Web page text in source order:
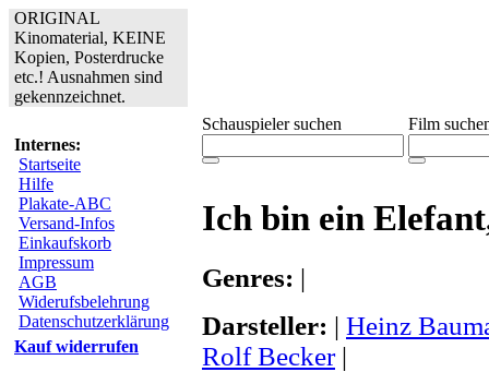
ORIGINAL
Kinomaterial, KEINE
Kopien, Posterdrucke
etc.! Ausnahmen sind
gekennzeichnet.
Internes:
Startseite
Hilfe
Plakate-ABC
Versand-Infos
Einkaufskorb
Impressum
AGB
Widerufsbelehrung
Datenschutzerklärung
Kauf widerrufen
Schauspieler suchen Film
Ich bin ein
Genres: |
Darsteller: | Heinz
Rolf Becker|